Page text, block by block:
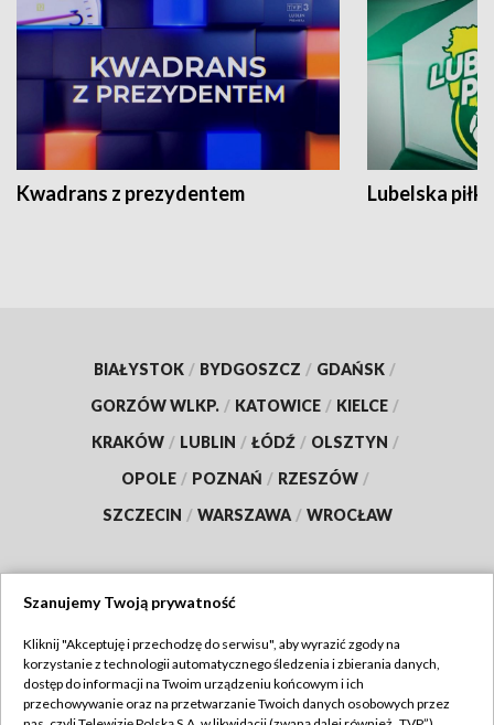
Kwadrans z prezydentem Lubelska piłka
BIAŁYSTOK / BYDGOSZCZ / GDAŃSK /
GORZÓW WLKP. / KATOWICE / KIELCE /
KRAKÓW / LUBLIN / ŁÓDŹ / OLSZTYN /
OPOLE / POZNAŃ / RZESZÓW /
SZCZECIN / WARSZAWA / WROCŁAW
TVP
Abonament TVP
Regulamin TVP
Szanujemy Twoją prywatność
Kliknij "Akceptuję i przechodzę do serwisu", aby wyrazić zgody na
korzystanie z technologii automatycznego śledzenia i zbierania danych,
dostęp do informacji na Twoim urządzeniu końcowym i ich
przechowywanie oraz na przetwarzanie Twoich danych osobowych przez